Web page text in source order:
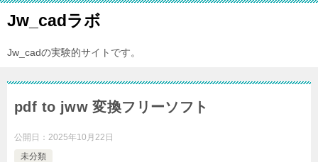
Jw_cadラボ
Jw_cadの実験的サイトです。
pdf to jww 変換フリーソフト
公開日： 2025年10月22日
未分類